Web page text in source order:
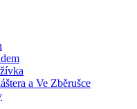
a Ve Zběrušce